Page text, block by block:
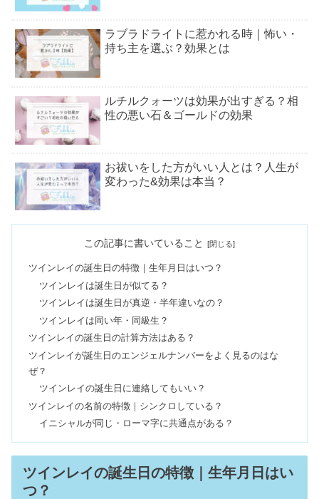
ラブラドライトに惹かれる時｜怖い・
持ち主を選ぶ？効果とは
ルチルクォーツは効果が出すぎる？相
性の悪い石＆ゴールドの効果
お祓いをした方がいい人とは？人生が
変わった&効果は本当？
場合＆名前・生年月日との違い
ツインレイのサイレント期間｜終わり
の前兆＆起こること7選
&返納は違う神社でOK？
この記事に書いていること
ツインレイの誕生日の特徴｜生年月日はいつ？
ツインレイは誕生日が似てる？
ツインレイは誕生日が真逆・半年違いなの？
ツインレイは同い年・同級生？
ツインレイの誕生日の計算方法はある？
ツインレイが誕生日のエンジェルナンバーをよく見るのはな
ぜ？
ツインレイの誕生日に連絡してもいい？
ツインレイの名前の特徴｜シンクロしている？
イニシャルが同じ・ローマ字に共通点がある？
ツインレイの誕生日の特徴｜生年月日はい
つ？